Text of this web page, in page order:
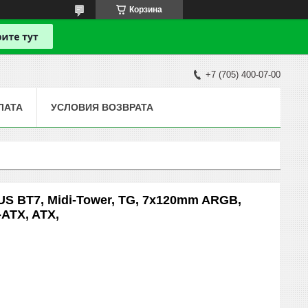
Корзина
+7 (705) 400-07-00
УСЛОВИЯ ВОЗВРАТА
BT7, Midi-Tower, TG, 7x120mm ARGB,
ATX,